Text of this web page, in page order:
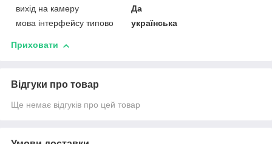
вихід на камеру
Да
мова інтерфейсу типово
українська
Приховати
Відгуки про товар
Ще немає відгуків про цей товар